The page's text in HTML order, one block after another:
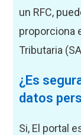
un RFC,
proporciona
Tributaria
¿Es
datos
Si, El portal